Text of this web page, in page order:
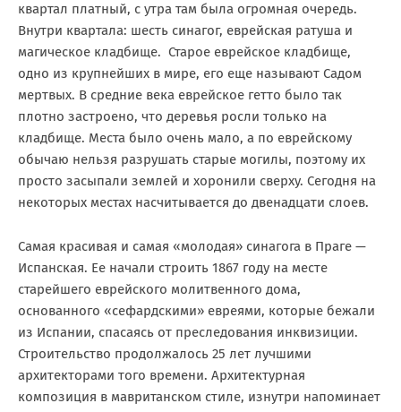
квартал платный, с утра там была огромная очередь.
Внутри квартала: шесть синагог, еврейская ратуша и
магическое кладбище. Старое еврейское кладбище,
одно из крупнейших в мире, его еще называют Садом
мертвых. В средние века еврейское гетто было так
плотно застроено, что деревья росли только на
кладбище. Места было очень мало, а по еврейскому
обычаю нельзя разрушать старые могилы, поэтому их
просто засыпали землей и хоронили сверху. Сегодня на
некоторых местах насчитывается до двенадцати слоев.
Самая красивая и самая «молодая» синагога в Праге —
Испанская. Ее начали строить 1867 году на месте
старейшего еврейского молитвенного дома,
основанного «сефардскими» евреями, которые бежали
из Испании, спасаясь от преследования инквизиции.
Строительство продолжалось 25 лет лучшими
архитекторами того времени. Архитектурная
композиция в мавританском стиле, изнутри напоминает